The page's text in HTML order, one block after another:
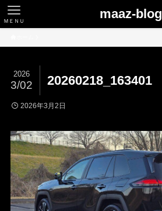
maaz-blog
ＭＥＮＵ
20260218_163401
2026
3/02
2026年3月2日